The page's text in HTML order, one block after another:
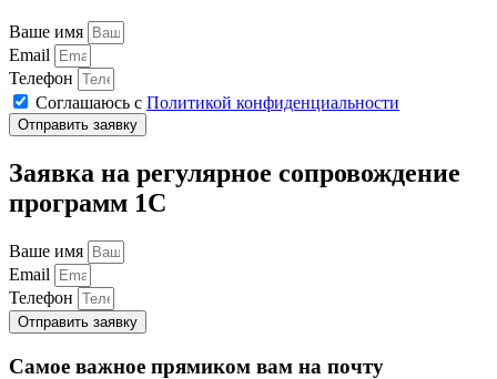
Ваше имя
Email
Телефон
Соглашаюсь с Политикой конфиденциальности
Отправить заявку
Заявка на регулярное сопровождение
программ 1С
Ваше имя
Email
Телефон
Отправить заявку
Самое важное прямиком вам на почту